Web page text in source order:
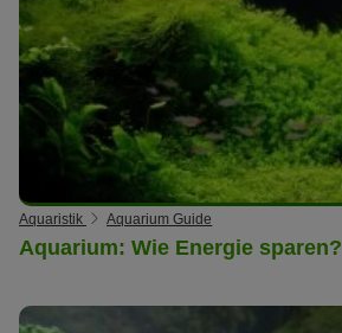
Aquaristik Aquarium Guide
Aquarium: Wie Energie sparen?